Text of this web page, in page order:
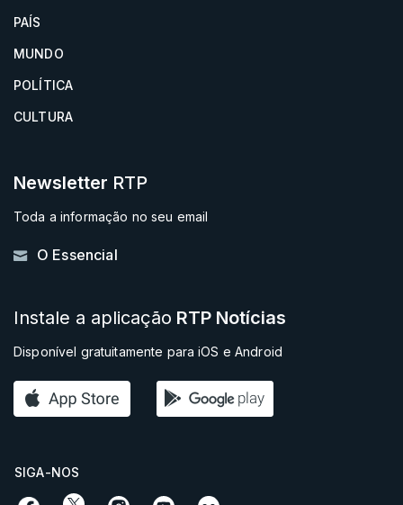
PAÍS
MUNDO
POLÍTICA
CULTURA
Newsletter RTP
Toda a informação no seu email
O Essencial
Instale a aplicação RTP Notícias
Disponível gratuitamente para iOS e Android
SIGA-NOS